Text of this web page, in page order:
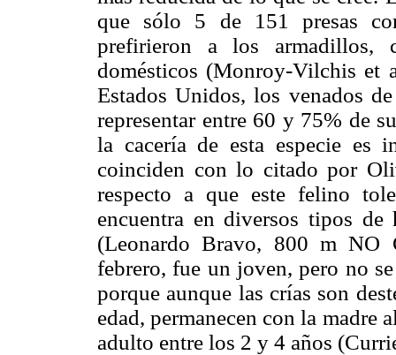
que sólo 5 de 151 presas
prefirieron a los armadillos,
domésticos (Monroy-Vilchis et
Estados Unidos, los venados
representar entre 60 y 75% de
la cacería de esta especie es
coinciden con lo citado por
respecto a que este felino
encuentra en diversos tipos
(Leonardo Bravo, 800 m NO
febrero, fue un joven, pero no
porque aunque las crías son
edad, permanecen con la madre
adulto entre los 2 y 4 años